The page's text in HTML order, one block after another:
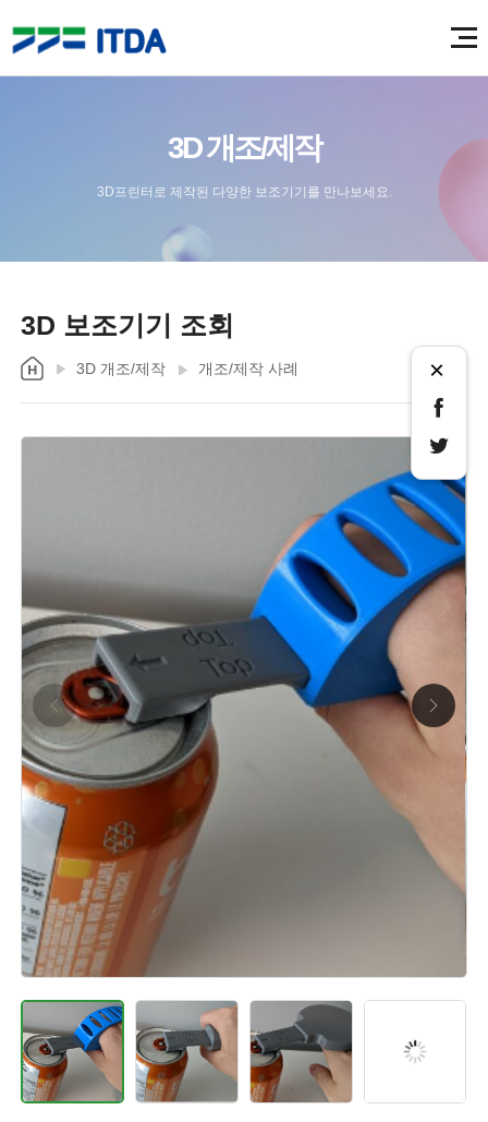
3D 개조/제작
3D프린터로 제작된 다양한 보조기기를 만나보세요.
3D 보조기기 조회
3D 개조/제작 개조/제작 사례 ×